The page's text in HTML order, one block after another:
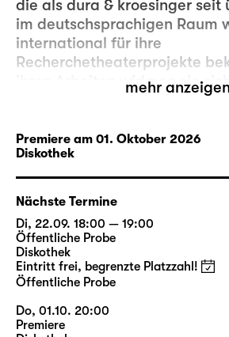
die als dura & kroesinger seit
im deutschsprachigen Raum
international für ihre
Recherchetheaterprojekte
ihren Arbeiten widmen sie
Ereignissen,
zutage. Interviews mit
und Archivmaterialien
theatralen
den Themen innewohnende
herausarbeiten.
Am Schauspiel Leipzig haben
kroesingerbereits 2020 mit
des Braunkohletagebaus um
2022 mit den
auseinandergesetzt. Für ihr
mehr anzeigen
Premiere am 01. Oktober 2026
Diskothek
Nächste Termine
Di, 22.09. 18:00 — 19:00
Öffentliche Probe
Diskothek
Eintritt frei, begrenzte Platzzahl!
Öffentliche Probe
Do, 01.10. 20:00
Premiere